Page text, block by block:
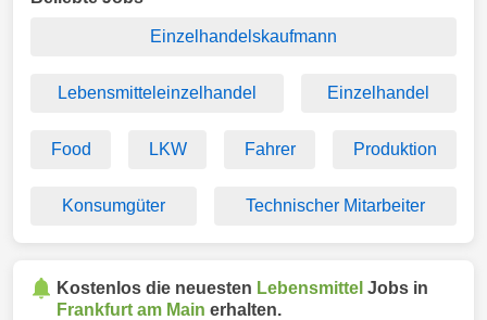
Einzelhandelskaufmann
Lebensmitteleinzelhandel Einzelhandel
Food LKW Fahrer Produktion
Konsumgüter Technischer Mitarbeiter
Kostenlos die neuesten Lebensmittel Jobs in
Frankfurt am Main erhalten.